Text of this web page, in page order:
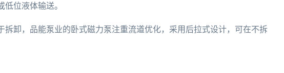
位液体输送。
卸，品能泵业的卧式磁力泵注重流道优化，采用后拉式设计，可在不拆